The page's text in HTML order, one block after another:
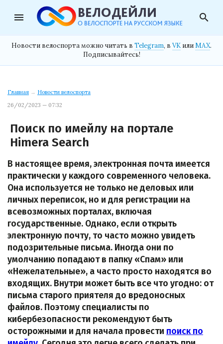
menu search
Новости велоспорта можно читать в Telegram, в VK илиMAX.
Подписывайтесь!
Главная → Новости велоспорта
26/02/2023 — 07:32
Поиск по имейлу на портале
Himera Search
В настоящее время, электронная почта имеется
практически у каждого современного человека.
Она используется не только не деловых или
личных переписок, но и для регистрации на
всевозможных порталах, включая
государственные. Однако, если открыть
электронную почту, то часто можно увидеть
подозрительные письма. Иногда они по
умолчанию попадают в папку «Спам» или
«Нежелательные», а часто просто находятся во
входящих. Внутри может быть все что угодно: от
письма старого приятеля до вредоносных
файлов. Поэтому специалисты по
кибербезопасности рекомендуют быть
осторожными и для начала провести поиск по